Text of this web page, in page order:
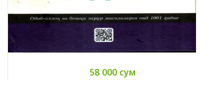
58 000 сум